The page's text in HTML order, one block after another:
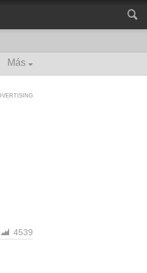
Más
4539